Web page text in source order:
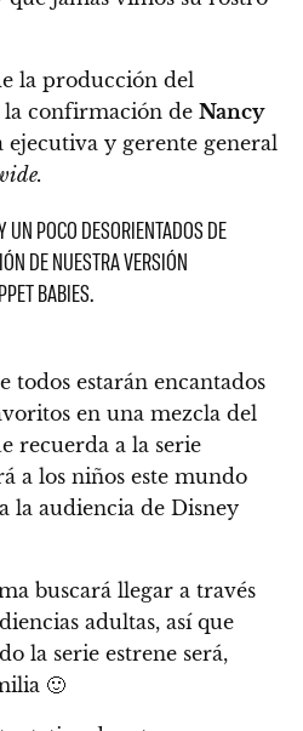
la producción del
la confirmación de Nancy
ejecutiva y gerente general
UN POCO DESORIENTADOS DE
DE NUESTRA VERSIÓN
BABIES.
todos estarán encantados
en una mezcla del
recuerda a la serie
a los niños este mundo
la audiencia de Disney
buscará llegar a través
adultas, así que
la serie estrene será,
🙂